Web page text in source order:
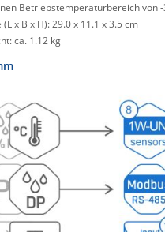
Betriebstemperaturbereich von -
(L x B x H): 29.0 x 11.1 x 3.5 cm
ca. 1.12 kg